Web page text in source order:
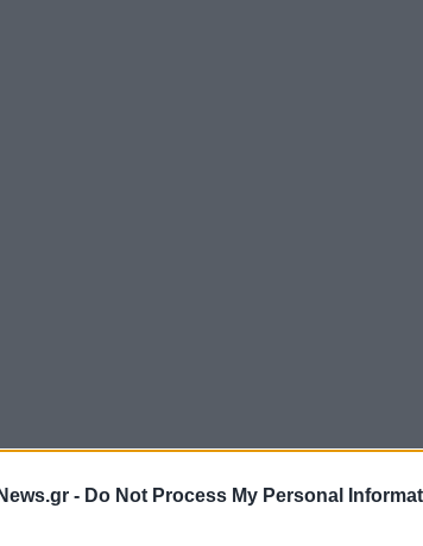
- Do Not Process My Personal